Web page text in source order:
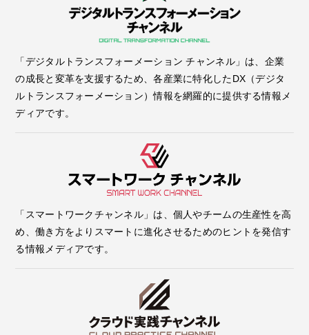
「デジタルトランスフォーメーション チャンネル」は、企業
の成長と変革を支援するため、各産業に特化したDX（デジタ
ルトランスフォーメーション）情報を網羅的に提供する情報メ
ディアです。
「スマートワークチャンネル」は、個人やチームの生産性を高
め、働き方をよりスマートに進化させるためのヒントを発信す
る情報メディアです。